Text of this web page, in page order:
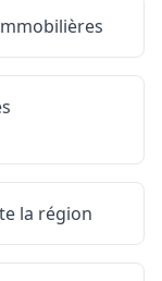
la région